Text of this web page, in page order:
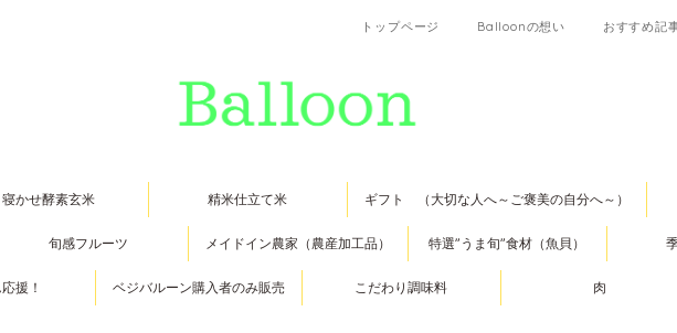
トップページ Balloonの想い おすすめ記
寝かせ酵素玄米 精米仕立て米 ギフト （大切な人へ～ご褒美の自分へ～）
旬感フルーツ メイドイン農家（農産加工品） 特選”うま旬”食材（魚貝）
援！ ベジバルーン購入者のみ販売 こだわり調味料 肉